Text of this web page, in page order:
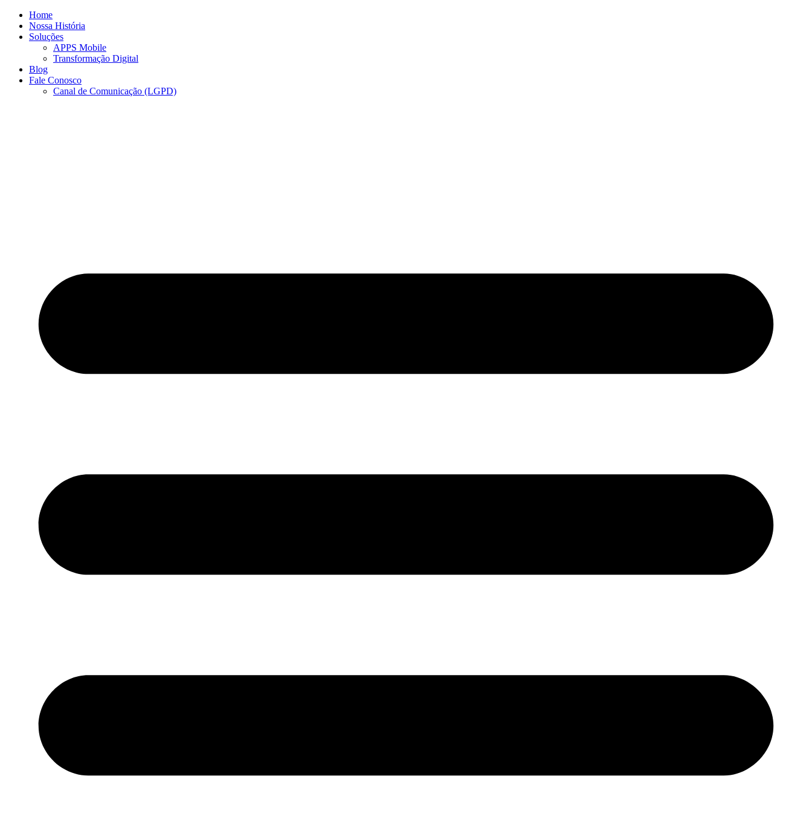
para
Home
Nossa História
Soluções
APPS Mobile
Transformação Digital
Blog
Fale Conosco
Canal de Comunicação (LGPD)